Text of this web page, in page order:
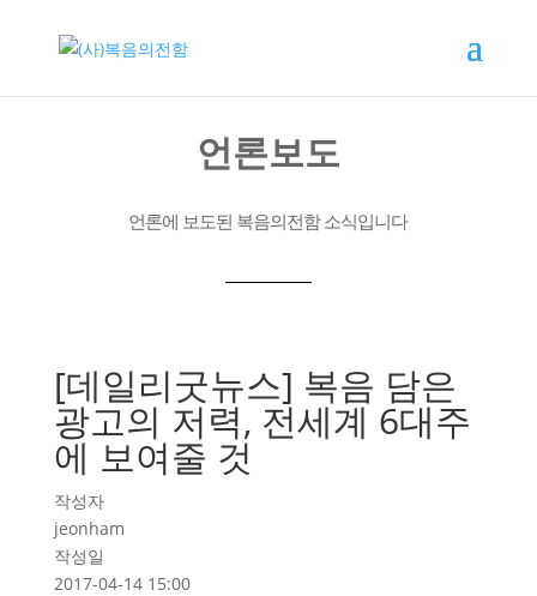
언론보도
언론에 보도된 복음의전함 소식입니다
[데일리굿뉴스] 복음 담은
광고의 저력, 전세계 6대주
에 보여줄 것
작성자
jeonham
작성일
2017-04-14 15:00